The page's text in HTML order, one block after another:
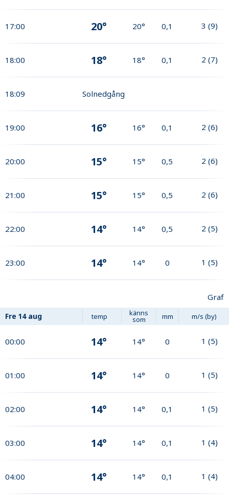
17:00 20° 20° 0,1 3 (9)
18:00 18° 18° 0,1 2 (7)
18:09 Solnedgång
19:00 16° 16° 0,1 2 (6)
20:00 15° 15° 0,5 2 (6)
21:00 15° 15° 0,5 2 (6)
22:00 14° 14° 0,5 2 (5)
23:00 14° 14° 0 1 (5)
Graf
Fre 14 aug temp känns
som mm m/s (by)
00:00 14° 14° 0 1 (5)
01:00 14° 14° 0 1 (5)
02:00 14° 14° 0,1 1 (5)
03:00 14° 14° 0,1 1 (4)
04:00 14° 14° 0,1 1 (4)